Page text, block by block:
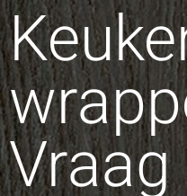
Vraag